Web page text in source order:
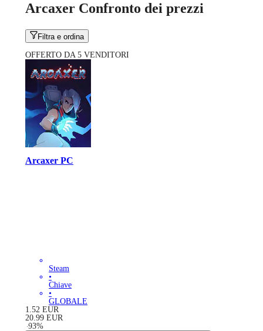
Arcaxer Confronto dei prezzi
Filtra e ordina
OFFERTO DA 5 VENDITORI
Arcaxer PC
Steam
•
Chiave
•
GLOBALE
1.52 EUR
20.99 EUR
-93%